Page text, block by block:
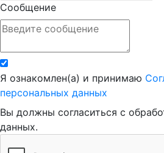
Сообщение
Я ознакомлен(а) и принимаю
персональных данных
Вы должны согласиться с
данных.